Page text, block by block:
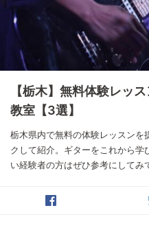
【栃木】無料体験レッ
教室【3選】
栃木県内で無料の体験レッスンを
クして紹介。ギターをこれから
い経験者の方はぜひ参考にしてみ